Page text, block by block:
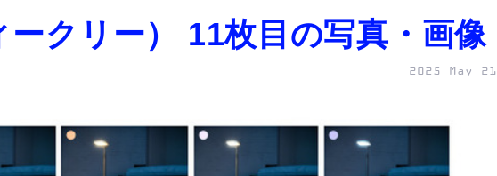
クリー） 11枚目の写真・画像
2025 May 21